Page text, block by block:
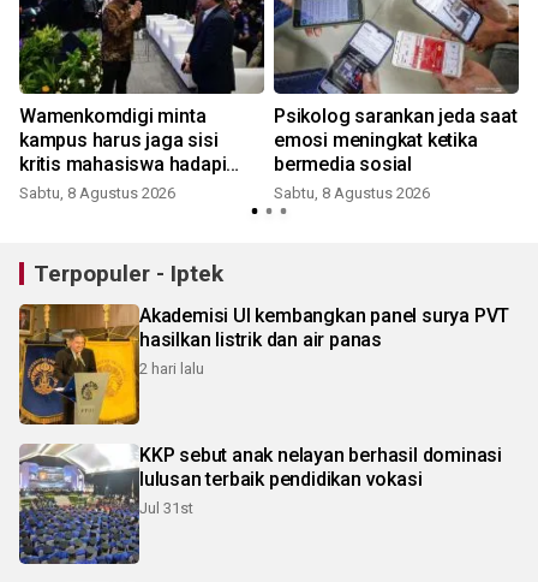
Wamenkomdigi minta
kampus harus jaga sisi
kritis mahasiswa hadapi
Gen AI
Sabtu, 8 Agustus 2026
Psikolog sarankan jeda saat
emosi meningkat ketika
bermedia sosial
Sabtu, 8 Agustus 2026
Terpopuler - Iptek
Akademisi UI kembangkan panel surya PVT
hasilkan listrik dan air panas
2 hari lalu
KKP sebut anak nelayan berhasil dominasi
lulusan terbaik pendidikan vokasi
Jul 31st